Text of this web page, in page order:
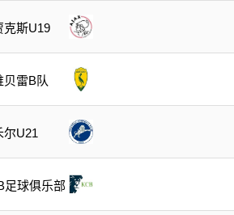
克斯U19
贝雷B队
尔U21
足球俱乐部